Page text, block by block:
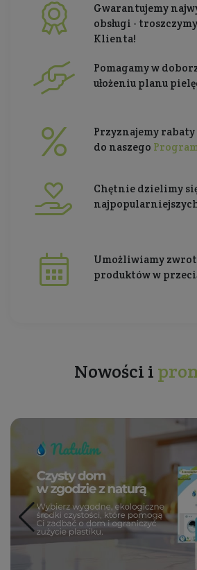
Gwarantujemy
obsługi -
Klienta!
Pomagamy w
ułożeniu planu
Przyznajemy
do naszego
Chętnie dzielimy
Umożliwiamy
produktów w
Nowości i